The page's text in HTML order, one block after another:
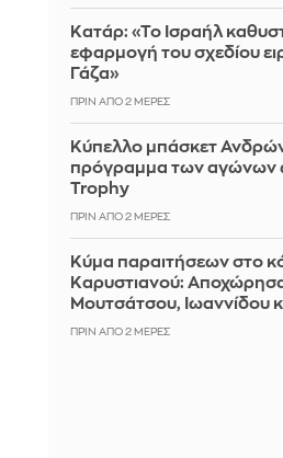
Κατάρ: «Το Ισραήλ
εφαρμογή του σχεδίου
Γάζα»
ΠΡΙΝ ΑΠΌ 2 ΜΈΡΕΣ
Κύπελλο μπάσκετ
πρόγραμμα των αγώνων
Trophy
ΠΡΙΝ ΑΠΌ 2 ΜΈΡΕΣ
Κύμα παραιτήσεων στο
Καρυστιανού:
Μουτσάτσου, Ιωαννίδου
ΠΡΙΝ ΑΠΌ 2 ΜΈΡΕΣ